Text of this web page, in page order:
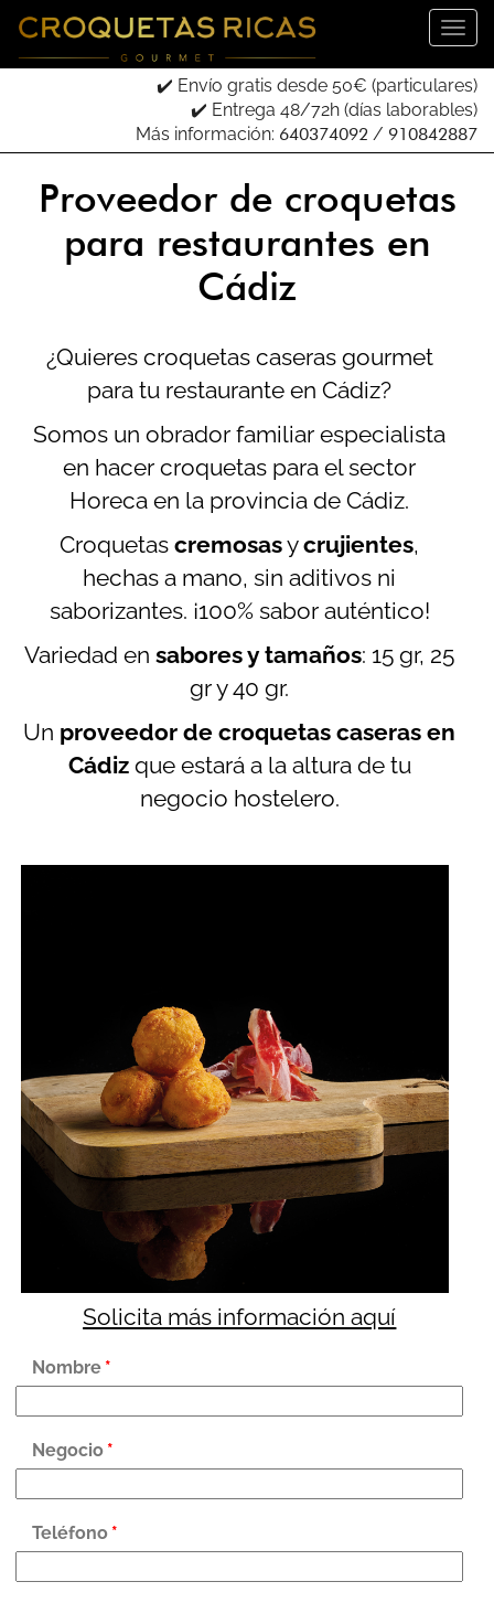
✔️ Envío gratis desde 50€ (particulares)
✔️ Entrega 48/72h (días laborables)
Más información: 640374092 / 910842887
Proveedor de croquetas
para restaurantes en
Cádiz
¿Quieres croquetas caseras gourmet
para tu restaurante en Cádiz?
Somos un obrador familiar especialista
en hacer croquetas para el sector
Horeca en la provincia de Cádiz.
Croquetascremosasycrujientes,
hechas a mano, sin aditivos ni
saborizantes. ¡100% sabor auténtico!
Variedad ensabores y tamaños: 15 gr, 25
gr y 40 gr.
Un proveedor de croquetas caseras en
Cádiz que estará a la altura de tu
negocio hostelero.
Solicita más información aquí
Nombre *
Negocio *
Teléfono *